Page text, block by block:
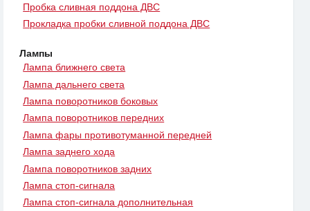
Пробка сливная поддона ДВС
Прокладка пробки сливной поддона ДВС
Лампы
Лампа ближнего света
Лампа дальнего света
Лампа поворотников боковых
Лампа поворотников передних
Лампа фары противотуманной передней
Лампа заднего хода
Лампа поворотников задних
Лампа стоп-сигнала
Лампа стоп-сигнала дополнительная